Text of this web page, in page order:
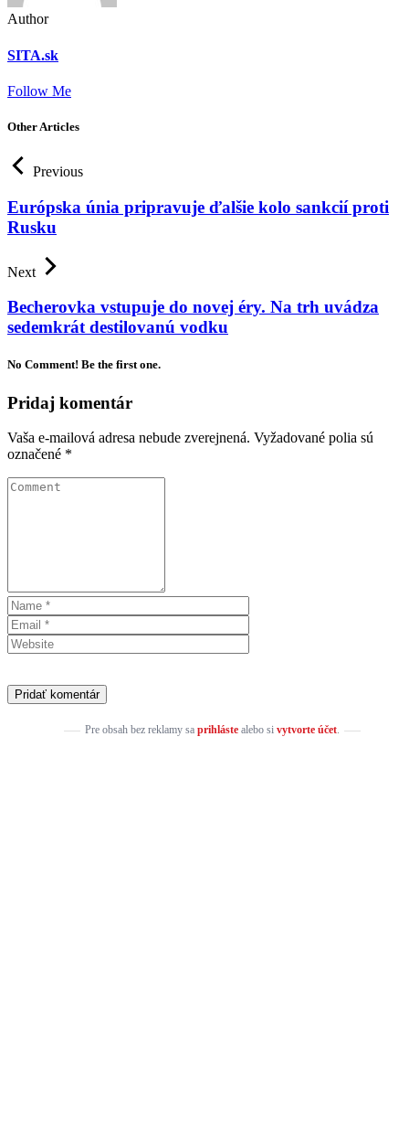
Author
SITA.sk
Follow Me
Other Articles
Previous
Európska únia pripravuje ďalšie kolo sankcií proti
Rusku
Next
Becherovka vstupuje do novej éry. Na trh uvádza
sedemkrát destilovanú vodku
No Comment! Be the first one.
Pridaj komentár
Vaša e-mailová adresa nebude zverejnená. Vyžadované polia sú
označené *
Pre obsah bez reklamy sa prihlástealebo si vytvorte účet.